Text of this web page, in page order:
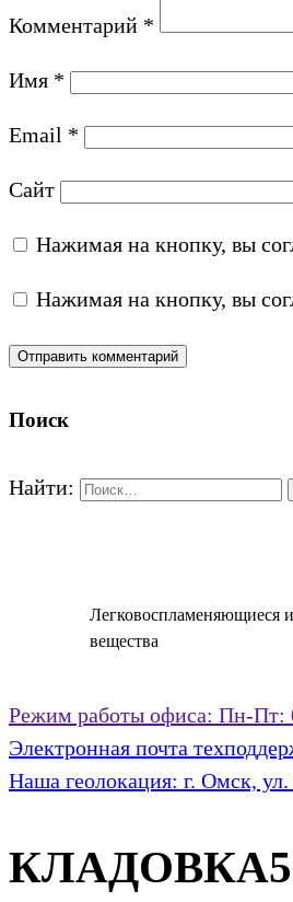
Комментарий *
Имя *
Email *
Сайт
Нажимая на кнопку, вы
Нажимая на кнопку, вы
Поиск
Найти:
Легковоспламеняющиеся
вещества
Режим работы офиса: Пн-Пт:
Электронная почта
Наша геолокация: г. Омск,